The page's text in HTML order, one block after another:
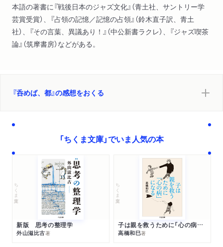
本語の著書に『戦後日本のジャズ文化』（青土社、サントリー学
芸賞受賞）、『占領の記憶／記憶の占領』（鈴木直子訳、青土
社）、『その言葉、異議あり！』（中公新書ラクレ）、『ジャズ喫茶
論』（筑摩書房）などがある。
『呑めば、都』の感想をおくる
「ちくま文庫」でいま人気の本
ちくま文庫
新版 思考の整理学
外山滋比古著
ちくま文庫
子は親を救うために「心の病」になる
高橋和巳著